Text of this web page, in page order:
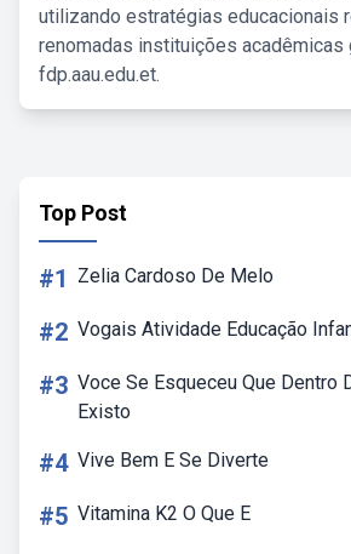
utilizando estratégias educacionais
renomadas instituições acadêmicas
fdp.aau.edu.et.
Top Post
#1 Zelia Cardoso De Melo
#2 Vogais Atividade Educação
#3 Voce Se Esqueceu Que Dentro
Existo
#4 Vive Bem E Se Diverte
#5 Vitamina K2 O Que E